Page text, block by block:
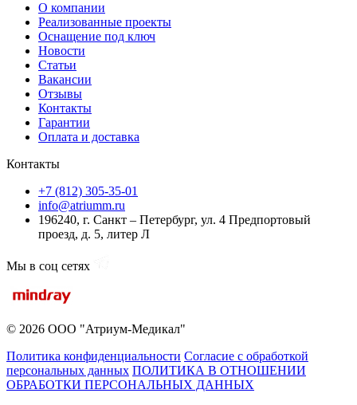
О компании
Реализованные проекты
Оснащение под ключ
Новости
Статьи
Вакансии
Отзывы
Контакты
Гарантии
Оплата и доставка
Контакты
+7 (812) 305-35-01
info@atriumm.ru
196240, г. Санкт – Петербург, ул. 4 Предпортовый
проезд, д. 5, литер Л
Мы в соц сетях
© 2026 ООО "Атриум-Медикал"
Политика конфиденциальности Согласие с обработкой
персональных данных ПОЛИТИКА В ОТНОШЕНИИ
ОБРАБОТКИ ПЕРСОНАЛЬНЫХ ДАННЫХ